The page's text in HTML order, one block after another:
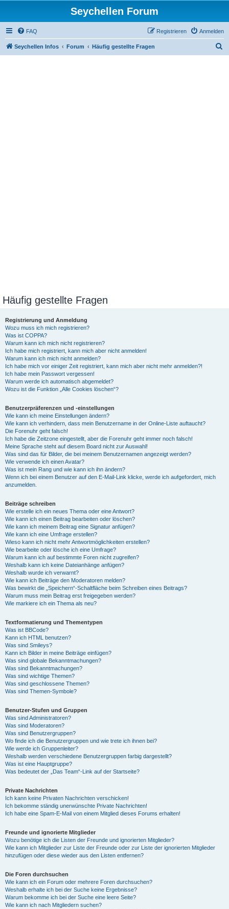
Seychellen Forum
FAQ Anmelden
Registrieren
Seychellen Infos Forum Häufig gestellte Fragen
Häufig gestellte Fragen
Registrierung und Anmeldung
Wozu muss ich mich registrieren?
Was ist COPPA?
Warum kann ich mich nicht registrieren?
Ich habe mich registriert, kann mich aber nicht anmelden!
Warum kann ich mich nicht anmelden?
Ich habe mich vor einiger Zeit registriert, kann mich aber nicht mehr anmelden?!
Ich habe mein Passwort vergessen!
Warum werde ich automatisch abgemeldet?
Wozu ist die Funktion „Alle Cookies löschen“?
Benutzerpräferenzen und -einstellungen
Wie kann ich meine Einstellungen ändern?
Wie kann ich verhindern, dass mein Benutzername in der Online-Liste auftaucht?
Die Forenuhr geht falsch!
Ich habe die Zeitzone eingestellt, aber die Forenuhr geht immer noch falsch!
Meine Sprache steht auf diesem Board nicht zur Auswahl!
Was sind das für Bilder, die bei meinem Benutzernamen angezeigt werden?
Wie verwende ich einen Avatar?
Was ist mein Rang und wie kann ich ihn ändern?
Wenn ich bei einem Benutzer auf den E-Mail-Link klicke, werde ich aufgefordert, mich
anzumelden.
Beiträge schreiben
Wie erstelle ich ein neues Thema oder eine Antwort?
Wie kann ich einen Beitrag bearbeiten oder löschen?
Wie kann ich meinem Beitrag eine Signatur anfügen?
Wie kann ich eine Umfrage erstellen?
Wieso kann ich nicht mehr Antwortmöglichkeiten erstellen?
Wie bearbeite oder lösche ich eine Umfrage?
Warum kann ich auf bestimmte Foren nicht zugreifen?
Weshalb kann ich keine Dateianhänge anfügen?
Weshalb wurde ich verwarnt?
Wie kann ich Beiträge den Moderatoren melden?
Was bewirkt die „Speichern“-Schaltfläche beim Schreiben eines Beitrags?
Warum muss mein Beitrag erst freigegeben werden?
Wie markiere ich ein Thema als neu?
Textformatierung und Thementypen
Was ist BBCode?
Kann ich HTML benutzen?
Was sind Smileys?
Kann ich Bilder in meine Beiträge einfügen?
Was sind globale Bekanntmachungen?
Was sind Bekanntmachungen?
Was sind wichtige Themen?
Was sind geschlossene Themen?
Was sind Themen-Symbole?
Benutzer-Stufen und Gruppen
Was sind Administratoren?
Was sind Moderatoren?
Was sind Benutzergruppen?
Wo finde ich die Benutzergruppen und wie trete ich ihnen bei?
Wie werde ich Gruppenleiter?
Weshalb werden verschiedene Benutzergruppen farbig dargestellt?
Was ist eine Hauptgruppe?
Was bedeutet der „Das Team“-Link auf der Startseite?
Private Nachrichten
Ich kann keine Privaten Nachrichten verschicken!
Ich bekomme ständig unerwünschte Private Nachrichten!
Ich habe eine Spam-E-Mail von einem Mitglied dieses Forums erhalten!
Freunde und ignorierte Mitglieder
Wozu benötige ich die Listen der Freunde und ignorierten Mitglieder?
Wie kann ich Mitglieder zur Liste der Freunde oder zur Liste der ignorierten Mitglieder
hinzufügen oder diese wieder aus den Listen entfernen?
Die Foren durchsuchen
Wie kann ich ein Forum oder mehrere Foren durchsuchen?
Weshalb erhalte ich bei der Suche keine Ergebnisse?
Warum bekomme ich bei der Suche eine leere Seite?
Wie kann ich nach Mitgliedern suchen?